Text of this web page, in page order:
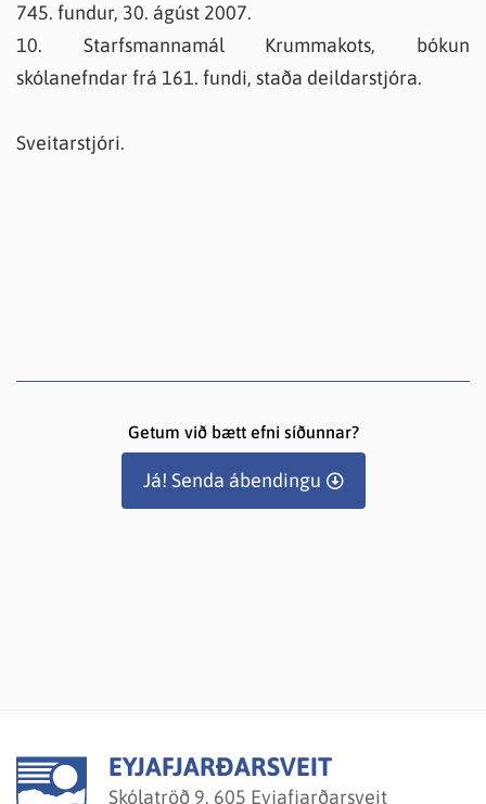
745. fundur, 30. ágúst 2007.
10. Starfsmannamál Krummakots, bókun
skólanefndar frá 161. fundi, staða deildarstjóra.
Sveitarstjóri.
Getum við bætt efni síðunnar?
Já! Senda ábendingu
EYJAFJARÐARSVEIT
Skólatröð 9, 605 Eyjafjarðarsveit